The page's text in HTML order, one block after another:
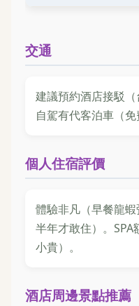
交通
建議預約酒店接駁
自駕有代客泊車（免
個人住宿評價
體驗非凡（早餐龍
半年才敢住）。SPA
小貴）。
酒店周邊景點推薦